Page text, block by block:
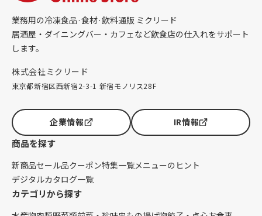
業務用の冷凍食品·食材·飲料通販 ミクリード
居酒屋・ダイニングバー・カフェなど飲食店の仕入れをサポート
します。
株式会社ミクリード
東京都新宿区西新宿2-3-1 新宿モノリス28F
企業情報 IR情報
商品を探す
新商品セール品クーポン特集一覧メニューのヒント
デジタルカタログ一覧
カテゴリから探す